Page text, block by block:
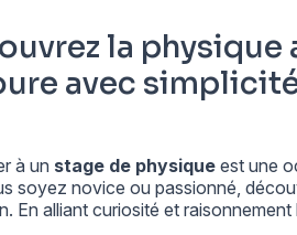
la
avec
à un stage de physique est une
soyez novice ou passionné,
En alliant curiosité et